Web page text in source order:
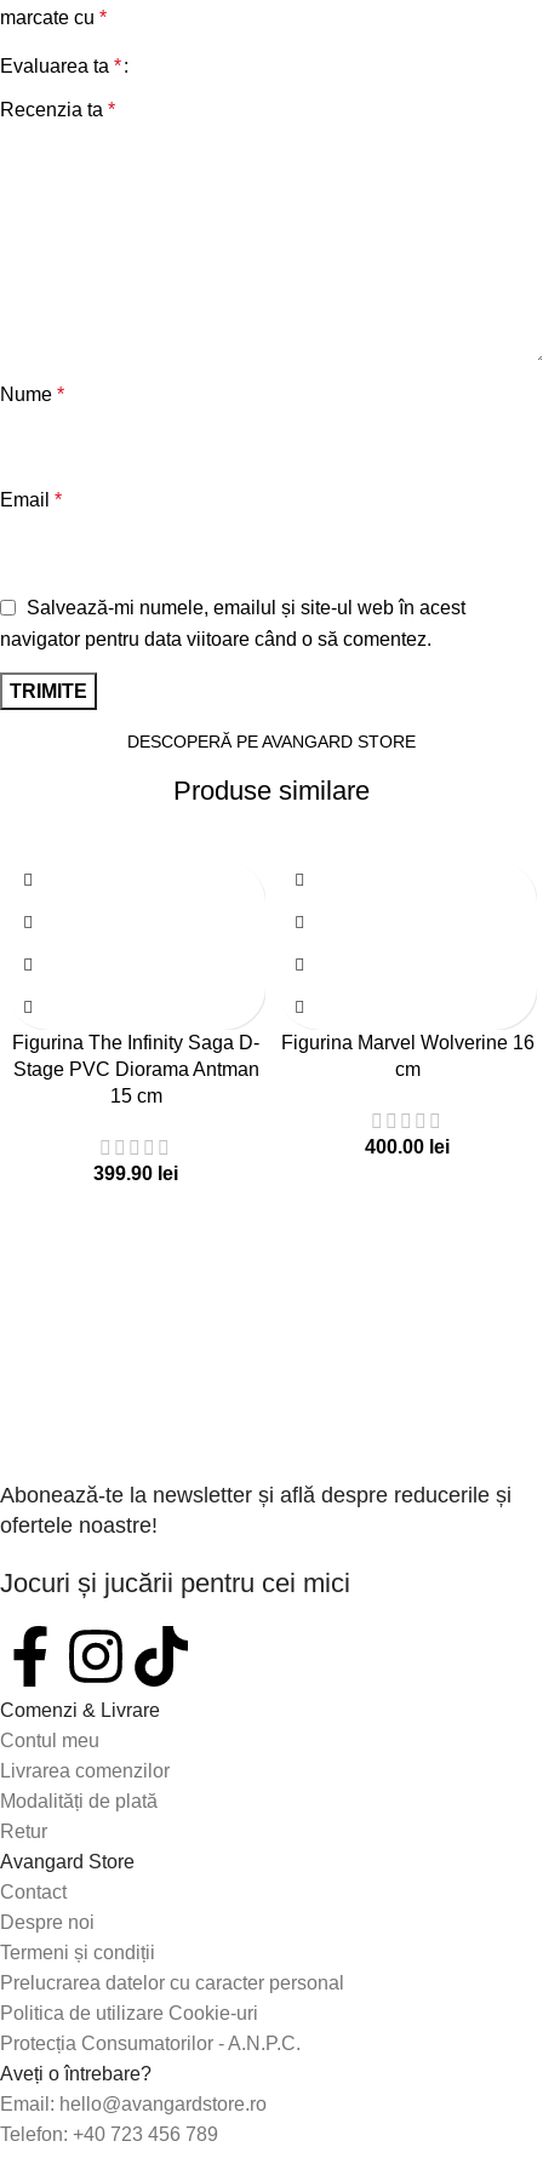
marcate cu *
Evaluarea ta *
Recenzia ta *
Nume *
Email *
Salvează-mi numele, emailul și site-ul web în acest
navigator pentru data viitoare când o să comentez.
DESCOPERĂ PE AVANGARD STORE
Produse similare
Figurina The Infinity Saga D-
Stage PVC Diorama Antman
15 cm
lei
Figurina Marvel Wolverine 16
cm
lei
Abonează-te la newsletter și află despre reducerile și
ofertele noastre!
Jocuri și jucării pentru cei mici
Comenzi & Livrare
Contul meu
Livrarea comenzilor
Modalități de plată
Retur
Avangard Store
Contact
Despre noi
Termeni și condiții
Prelucrarea datelor cu caracter personal
Politica de utilizare Cookie-uri
Protecția Consumatorilor - A.N.P.C.
Aveți o întrebare?
Email: hello@avangardstore.ro
Telefon: +40 723 456 789